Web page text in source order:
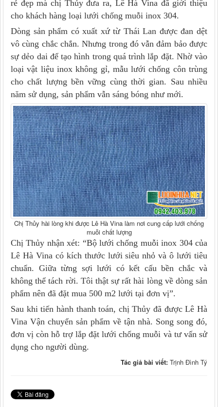
rẻ đẹp mà chị Thủy đưa ra, Lê Hà Vina đã giới thiệu
cho khách hàng loại lưới chống muỗi inox 304.
Dòng sản phẩm có xuất xứ từ Thái Lan được đan dệt
vô cùng chắc chắn. Nhưng trong đó vẫn đảm bảo được
sự dẻo dai để tạo hình trong quá trình lắp đặt. Nhờ vào
loại vật liệu inox không gỉ, mẫu lưới chống côn trùng
cho chất lượng bền vững cùng thời gian. Sau nhiều
năm sử dụng, sản phẩm vẫn sáng bóng như mới.
Chị Thủy hài lòng khi được Lê Hà Vina làm nơi cung cấp lưới chống
muỗi chất lượng
Chị Thủy nhận xét: “Bộ lưới chống muỗi inox 304 của
Lê Hà Vina có kích thước lưới siêu nhỏ và ô lưới tiêu
chuẩn. Giữa từng sợi lưới có kết cấu bền chắc và
không thể tách rời. Tôi thật sự rất hài lòng về dòng sản
phẩm nên đã đặt mua 500 m2 lưới tại đơn vị”.
Sau khi tiến hành thanh toán, chị Thủy đã được Lê Hà
Vina Vận chuyển sản phẩm về tận nhà. Song song đó,
đơn vị còn hỗ trợ lắp đặt lưới chống muỗi và tư vấn sử
dụng cho người dùng.
Tác giả bài viết: Trịnh Đình Tý